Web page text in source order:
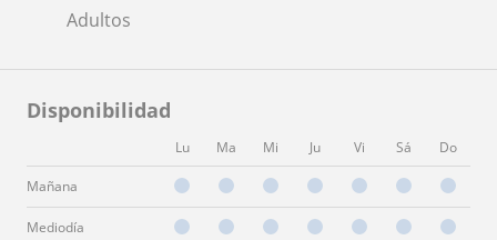
Adultos
Disponibilidad
Lu Ma Mi Ju Vi Sá Do
Mañana
Mediodía